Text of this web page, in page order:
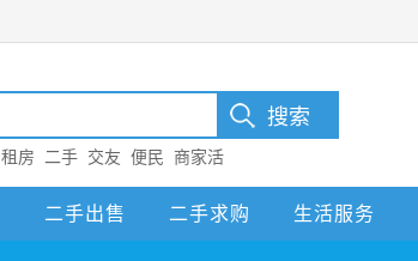
租房 二手 交友 便民
商家活
二手出售 二手求购 生活服务